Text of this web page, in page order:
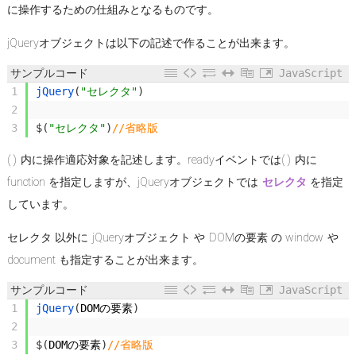
に操作するための仕組みとなるものです。
jQueryオブジェクトは以下の記述で作ることが出来ます。
サンプルコード
JavaScript
1
2
3
jQuery( "セレクタ")
$( "セレクタ") //省略版
( ) 内に操作適応対象を記述します。readyイベントでは( ) 内に
function を指定しますが、jQueryオブジェクトでは セレクタ を指定
しています。
セレクタ 以外に jQueryオブジェクト や DOMの要素 の window や
document も指定することが出来ます。
サンプルコード
JavaScript
1
2
3
jQuery(DOMの要素)
$(DOMの要素) //省略版